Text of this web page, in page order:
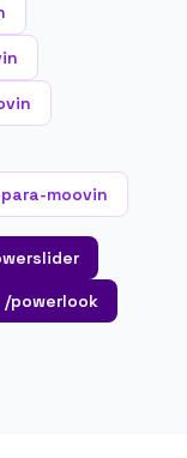
moovin
/powerlook